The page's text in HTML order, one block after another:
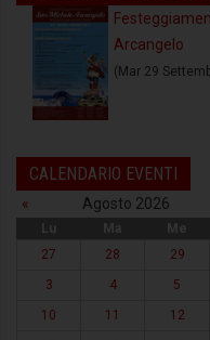
Arcangelo
(Mar 29
CALENDARIO EVENTI
« Agosto 2026
Lu Ma Me
27
28 29
3
4 5
10
11 12